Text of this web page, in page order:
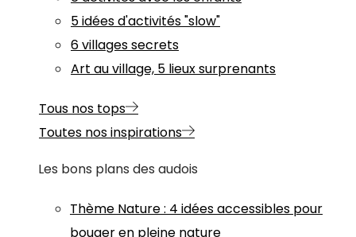
5 idées d'activités "slow"
6 villages secrets
Art au village, 5 lieux surprenants
Tous nos tops
Toutes nos inspirations
Les bons plans des audois
Thème Nature: 4 idées accessibles pour
bouger en pleine nature